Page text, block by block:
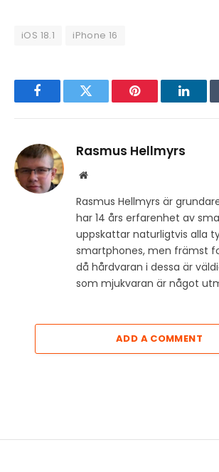
iOS 18.1 iPhone 16
FacebookTwitter Pinterest
Rasmus Hellmyrs
Website
Rasmus Hellmyrs är grundare
har 14 års erfarenhet av
uppskattar naturligtvis alla
smartphones, men främst
då hårdvaran i dessa är
som mjukvaran är något
ADD A COMMENT